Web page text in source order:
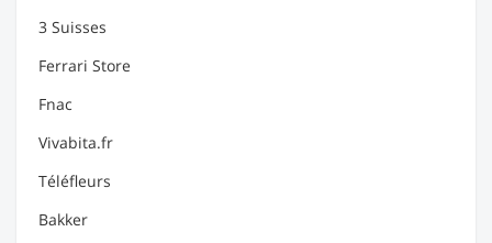
3 Suisses
Ferrari Store
Fnac
Vivabita.fr
Téléfleurs
Bakker